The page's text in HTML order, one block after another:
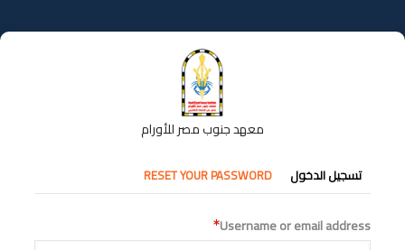
إلى
المحتوى
معهد جنوب مصر للأورام
التبويبات
الأساسية
تسجيل الدخول RESET YOUR PASSWORD
Username or email address